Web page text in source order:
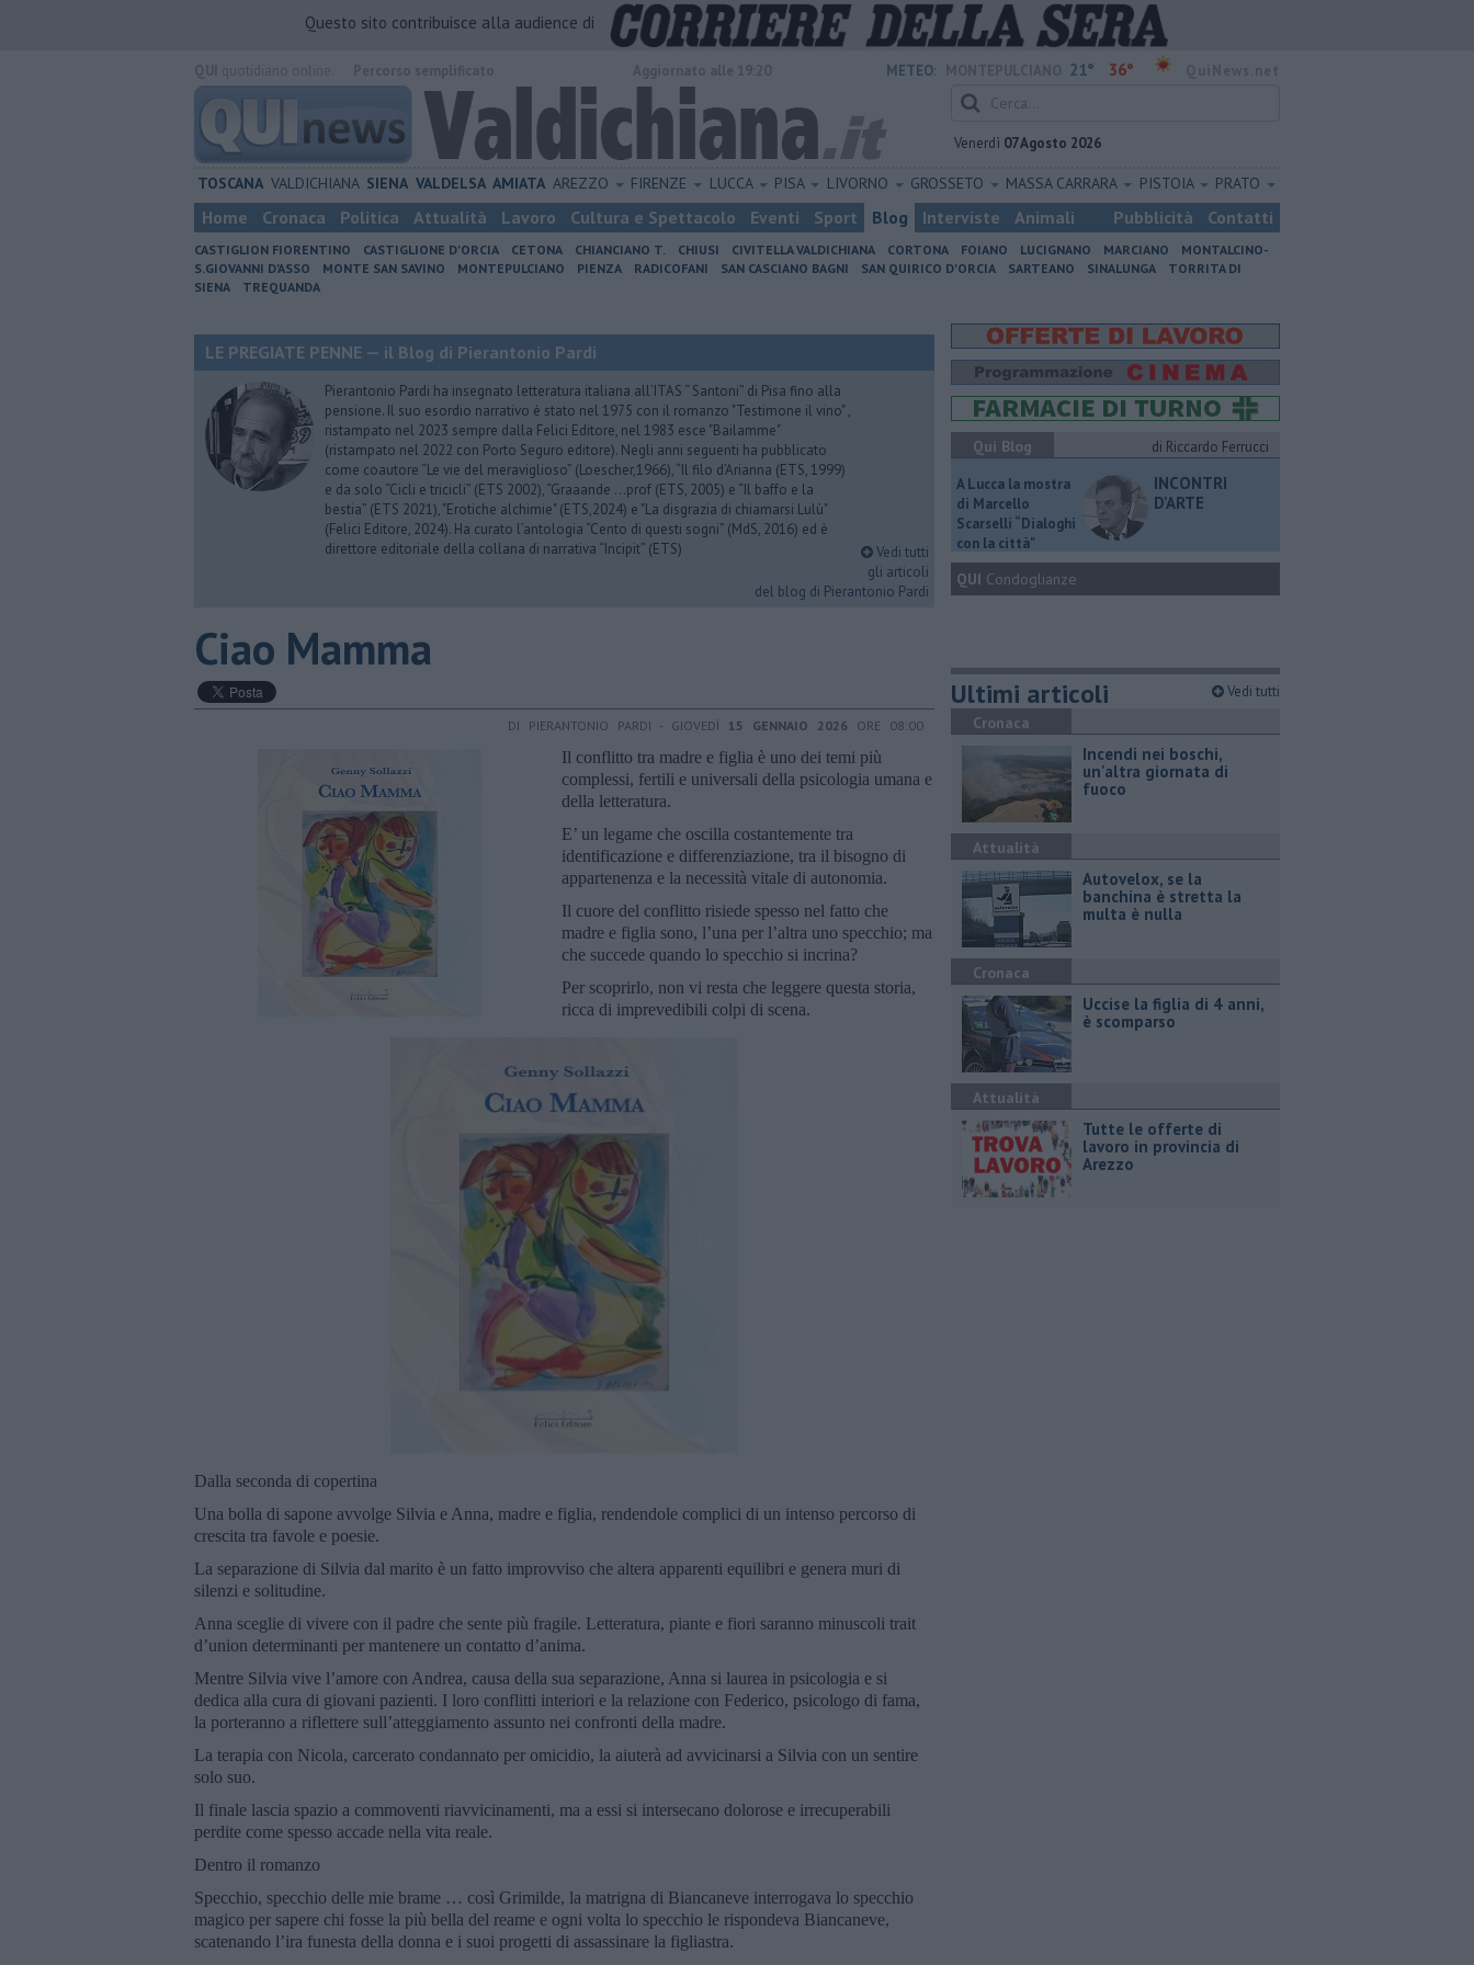
Questo sito contribuisce alla audience di
METEO: 21° 36°
Venerdì 07 Agosto 2026
TOSCANA VALDICHIANA SIENA VALDELSA AMIATA AREZZO FIRENZE LUCCA PISA LIVORNO GROSSETO MASSA CARRARA PISTOIA PRATO
Home Cronaca Politica Attualità Lavoro Cultura e Spettacolo Eventi Sport Blog Interviste Animali Pubblicità Contatti
CASTIGLION FIORENTINO CASTIGLIONE D'ORCIA CETONA CHIANCIANO T. CHIUSI CIVITELLA VALDICHIANA CORTONA FOIANO LUCIGNANO MARCIANO
MONTALCINO-
S.GIOVANNI D'ASSO
MONTE SAN SAVINO MONTEPULCIANO PIENZA RADICOFANI SAN CASCIANO BAGNI SAN QUIRICO D'ORCIA SARTEANO SINALUNGA
TORRITA DI
SIENA
TREQUANDA
LE PREGIATE PENNE — il Blog di Pierantonio Pardi
Pierantonio Pardi ha insegnato letteratura italiana all’ITAS “ Santoni” di Pisa fino alla
pensione. Il suo esordio narrativo è stato nel 1975 con il romanzo "Testimone il vino" ,
ristampato nel 2023 sempre dalla Felici Editore, nel 1983 esce "Bailamme"
(ristampato nel 2022 con Porto Seguro editore). Negli anni seguenti ha pubblicato
come coautore “Le vie del meraviglioso” (Loescher,1966), “Il filo d’Arianna (ETS, 1999)
e da solo “Cicli e tricicli” (ETS 2002), “Graaande …prof (ETS, 2005) e “Il baffo e la
bestia” (ETS 2021), "Erotiche alchimie" (ETS,2024) e "La disgrazia di chiamarsi Lulù"
(Felici Editore, 2024). Ha curato l’antologia “Cento di questi sogni” (MdS, 2016) ed è
direttore editoriale della collana di narrativa “Incipit” (ETS)
Vedi tutti
gli articoli
del blog di Pierantonio Pardi
​Ciao Mamma
DI PIERANTONIO PARDI - GIOVEDÌ 15 GENNAIO 2026 ORE 08:00
Il conflitto tra madre e figlia è uno dei temi più
complessi, fertili e universali della psicologia umana e
della letteratura.
E’ un legame che oscilla costantemente tra
identificazione e differenziazione, tra il bisogno di
appartenenza e la necessità vitale di autonomia.
Il cuore del conflitto risiede spesso nel fatto che
madre e figlia sono, l’una per l’altra uno specchio; ma
che succede quando lo specchio si incrina?
Per scoprirlo, non vi resta che leggere questa storia,
ricca di imprevedibili colpi di scena.
Dalla seconda di copertina
Una bolla di sapone avvolge Silvia e Anna, madre e figlia, rendendole complici di un intenso percorso di
crescita tra favole e poesie.
La separazione di Silvia dal marito è un fatto improvviso che altera apparenti equilibri e genera muri di
silenzi e solitudine.
Anna sceglie di vivere con il padre che sente più fragile. Letteratura, piante e fiori saranno minuscoli trait
d’union determinanti per mantenere un contatto d’anima.
Mentre Silvia vive l’amore con Andrea, causa della sua separazione, Anna si laurea in psicologia e si
dedica alla cura di giovani pazienti. I loro conflitti interiori e la relazione con Federico, psicologo di fama,
la porteranno a riflettere sull’atteggiamento assunto nei confronti della madre.
La terapia con Nicola, carcerato condannato per omicidio, la aiuterà ad avvicinarsi a Silvia con un sentire
solo suo.
Il finale lascia spazio a commoventi riavvicinamenti, ma a essi si intersecano dolorose e irrecuperabili
perdite come spesso accade nella vita reale.
Dentro il romanzo
Specchio, specchio delle mie brame … così Grimilde, la matrigna di Biancaneve interrogava lo specchio
magico per sapere chi fosse la più bella del reame e ogni volta lo specchio le rispondeva Biancaneve,
scatenando l’ira funesta della donna e i suoi progetti di assassinare la figliastra.
Qui Blog
di Riccardo Ferrucci
A Lucca la mostra
di Marcello
Scarselli “Dialoghi
con la città"
INCONTRI
D'ARTE
QUI Condoglianze
Ultimi articoli Vedi tutti
Cronaca
Incendi nei boschi,
un'altra giornata di
fuoco
Attualità
Autovelox, se la
banchina è stretta la
multa è nulla
Cronaca
Uccise la figlia di 4 anni,
è scomparso
Attualità
​Tutte le offerte di
lavoro in provincia di
Arezzo